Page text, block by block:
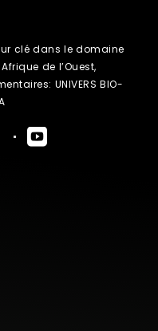
clé dans le domaine
de l’Ouest,
UNIVERS BIO-